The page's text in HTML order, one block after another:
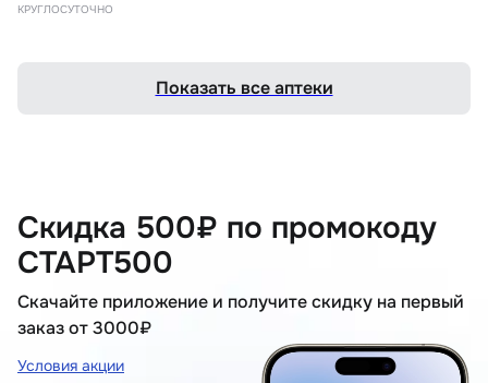
КРУГЛОСУТОЧНО
Показать все аптеки
Скидка 500₽ по промокоду
СТАРТ500
Скачайте приложение и получите скидку на первый
заказ от 3000₽
Условия акции